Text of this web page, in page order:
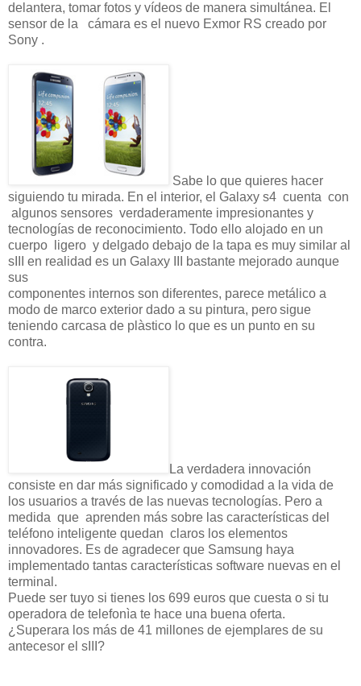
delantera, tomar fotos y vídeos de manera simultánea. El
sensor de la cámara es el nuevo Exmor RS creado por
Sony .
Sabe lo que quieres hacer
siguiendo tu mirada. En el interior, el Galaxy s4 cuenta con
algunos sensores verdaderamente impresionantes y
tecnologías de reconocimiento. Todo ello alojado en un
cuerpo ligero y delgado debajo de la tapa es muy similar al
sIII en realidad es un Galaxy III bastante mejorado aunque
sus
componentes internos son diferentes, parece metálico a
modo de marco exterior dado a su pintura, perosigue
teniendo carcasa de plàstico lo que es un punto en su
contra.
La verdadera innovación
consiste en dar más significado y comodidad a la vida de
los usuarios a través de las nuevas tecnologías. Pero a
medida que aprenden más sobre las características del
teléfono inteligente quedan claros los elementos
innovadores. Es de agradecer que Samsung haya
implementado tantas características software nuevas en el
terminal.
Puede ser tuyo si tienes los 699 euros que cuesta o si tu
operadora de telefonìa te hace una buena oferta.
¿Superara los más de 41 millones de ejemplares de su
antecesor el sIII?